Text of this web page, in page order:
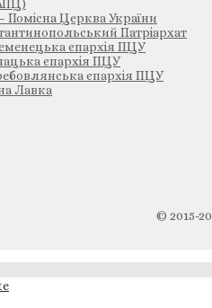
Помісна Церква України
Патріархат
єпархія ПЦУ
єпархія ПЦУ
єпархія ПЦУ
Лавка
© 2015-